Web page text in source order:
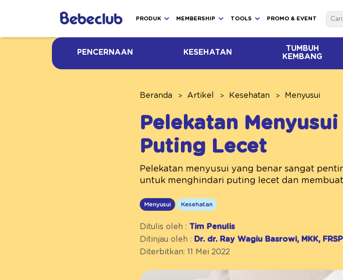
PRODUK MEMBERSHIP TOOLS PROMO & EVENT
PENCERNAAN KESEHATAN
TUMBUH
KEMBANG
Beranda Artikel Kesehatan Menyusui
Pelekatan
Puting Lecet
Pelekatan menyusui yang benar sangat
untuk menghindari puting lecet dan membuat
Menyusui Kesehatan
Ditulis oleh : Tim Penulis
Ditinjau oleh :
Dr. dr. Ray Wagiu Basrowi, MKK,
Diterbitkan: 11 Mei 2022